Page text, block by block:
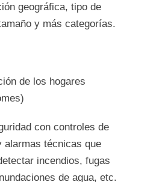
geográfica, tipo de
y más categorías.
de los hogares
con controles de
alarmas técnicas que
incendios, fugas
de agua, etc.